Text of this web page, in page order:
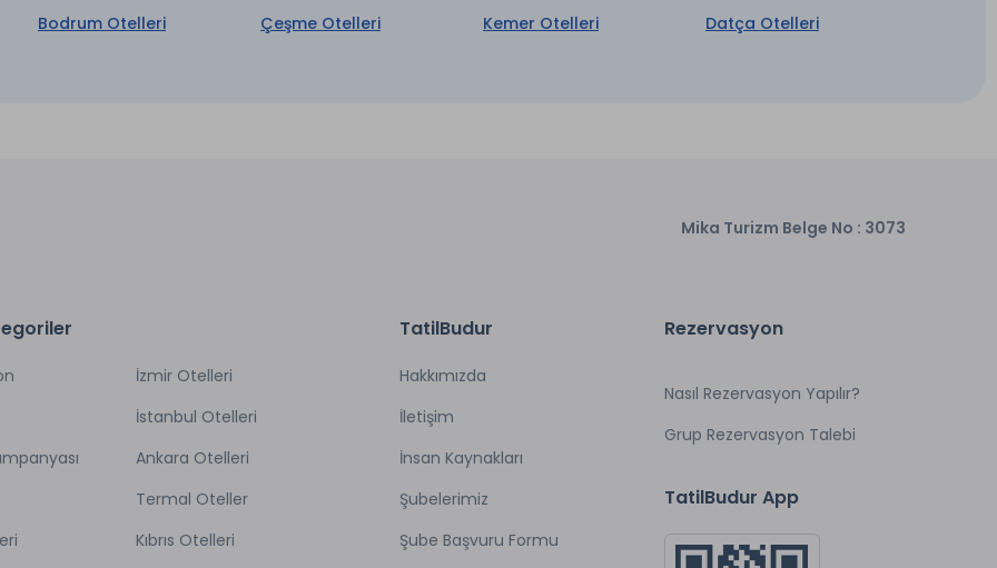
Su
1 Adet Banyo
Bodrum Otelleri Çeşme Otelleri Kemer Otelleri Datça Otelleri
Mika Turizm Belge No : 3073
İzmir Otelleri
İstanbul Otelleri
Ankara Otelleri
Termal Oteller
Kıbrıs Otelleri
TatilBudur
Hakkımızda
İletişim
İnsan Kaynakları
Şubelerimiz
Şube Başvuru Formu
Rezervasyon
Nasıl Rezervasyon Yapılır?
Grup Rezervasyon Talebi
TatilBudur App